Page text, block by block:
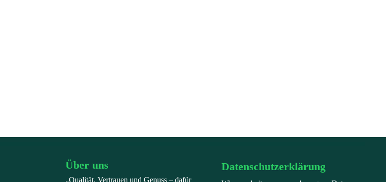
Über uns
„Qualität, Vertrauen und Genuss – dafür
Datenschutzerklärung